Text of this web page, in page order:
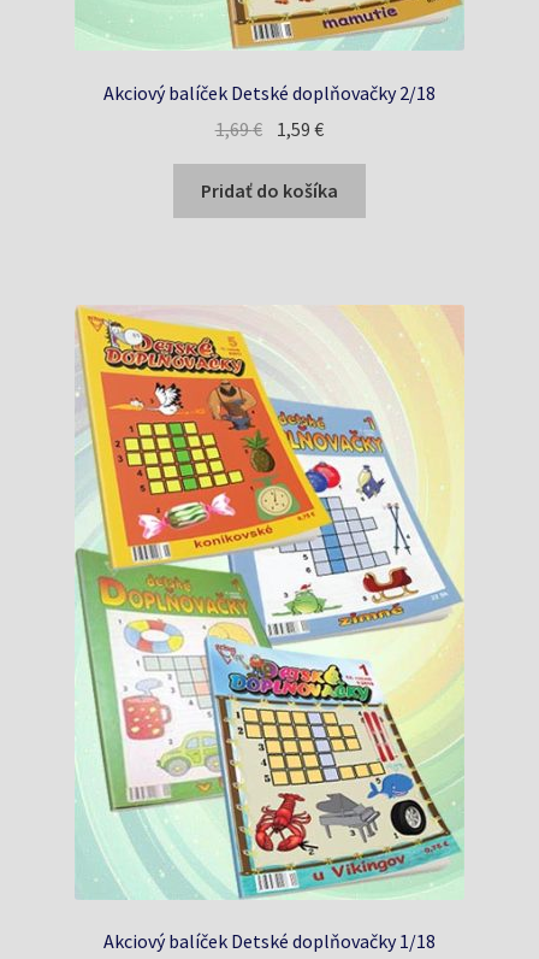
Akciový balíček Detské doplňovačky 2/18
1,69€ Pôvodná
cena
bola:
1,69 €.
1,59€Aktuálna
cena
je:
1,59 €.
Pridať do košíka
Akciový balíček Detské doplňovačky 1/18